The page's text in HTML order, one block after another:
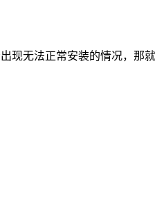
现无法正常安装的情况，那